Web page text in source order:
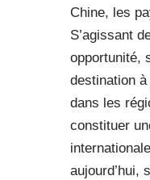
Chine, les
S’agissant
opportunité,
destination
dans les
constituer
aujourd’hui,